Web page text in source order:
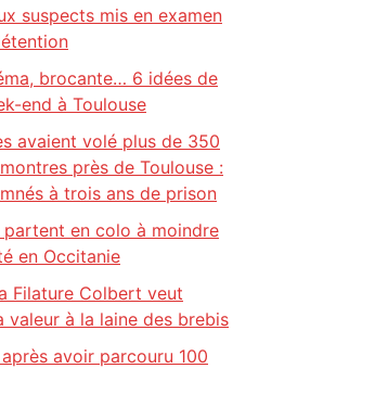
suspects mis en examen
brocante… 6 idées de
end à Toulouse
avaient volé plus de 350
près de Toulouse :
à trois ans de prison
en colo à moindre
en Occitanie
Filature Colbert veut
valeur à la laine des brebis
avoir parcouru 100